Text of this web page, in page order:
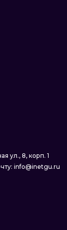
ул., 8, корп. 1
info@inetgu.ru